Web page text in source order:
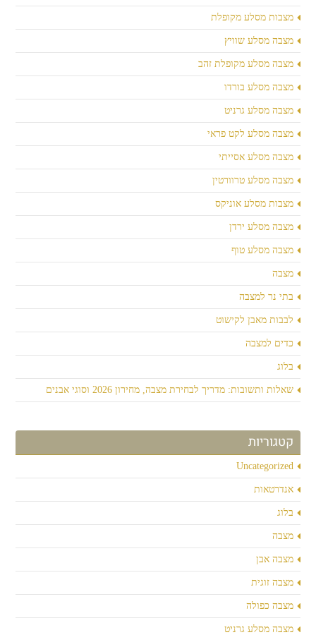
מצבות מסלע מקופלת
מצבה מסלע שוויץ
מצבה מסלע מקופלת זהב
מצבה מסלע בורדו
מצבה מסלע גרניט
מצבה מסלע לקט פראי
מצבה מסלע אסייתי
מצבה מסלע טרוורטין
מצבות מסלע אוניקס
מצבה מסלע ירדן
מצבה מסלע טוף
מצבה
בתי נר למצבה
לבבות מאבן לקישוט
כדים למצבה
בלוג
שאלות ותשובות: מדריך לבחירת מצבה, מחירון 2026 וסוגי אבנים
קטגוריות
Uncategorized
אנדרטאות
בלוג
מצבה
מצבה אבן
מצבה זוגית
מצבה כפולה
מצבה מסלע גרניט